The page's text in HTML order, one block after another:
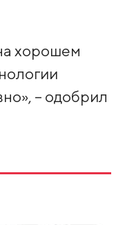
хорошем
– одобрил